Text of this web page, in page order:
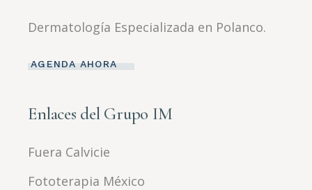
Dermatología Especializada en Polanco.
AGENDA AHORA
Enlaces del Grupo IM
Fuera Calvicie
Fototerapia México